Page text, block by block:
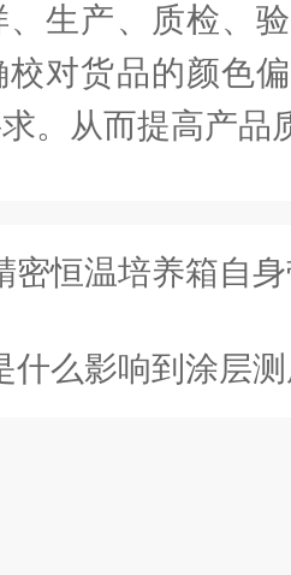
、生产、质检、
对货品的颜色
。从而提高产品
密恒温培养箱自
什么影响到涂层